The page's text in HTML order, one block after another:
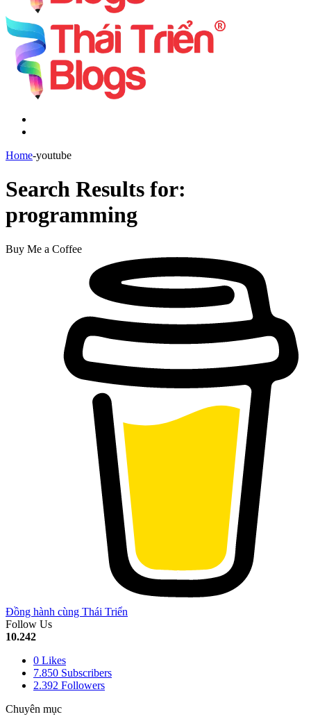
Home-youtube
Search Results for:
programming
Buy Me a Coffee
Đồng hành cùng Thái Triển
Follow Us
10.242
0 Likes
7.850 Subscribers
2.392 Followers
Chuyên mục